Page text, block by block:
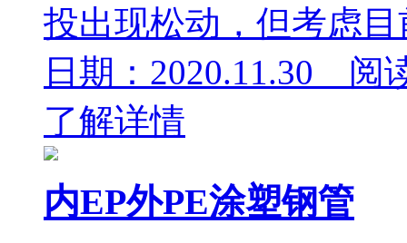
投出现松动，但考虑
日期：2020.11.30 阅
了解详情
内EP外PE涂塑钢管